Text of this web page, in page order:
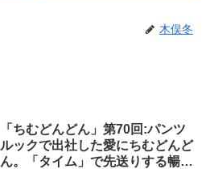
木俣冬
「ちむどんどん」第70回:パンツ
ルックで出社した愛にちむどんど
ん。「タイム」で先送りする暢子